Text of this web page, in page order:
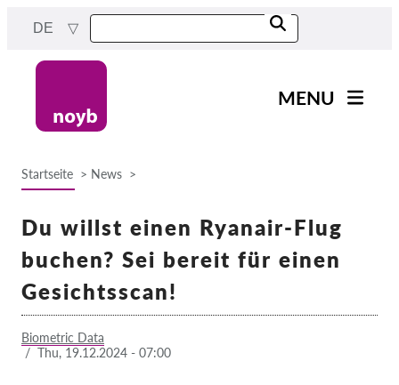
content
DE
MENU
Fälle nach Projekten
Exercise your rights!
Startseite News
Du willst einen Ryanair-Flug
buchen? Sei bereit für einen
Gesichtsscan!
Biometric Data
/ Thu, 19.12.2024 - 07:00